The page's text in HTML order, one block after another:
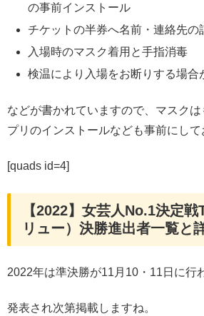
の事前インストール
チケットの半券へ名前・連絡先の
入場時のマスク着用と手指消毒
検温により入場をお断りする場合
などが書かれていますので、マスク
プリのインストールなども事前にして
[quads id=4]
【2022】女芸人No.1決定
リュー）決勝進出者一覧と
2022年は準決勝が11月10・11日に行
発表され次第掲載しますね。